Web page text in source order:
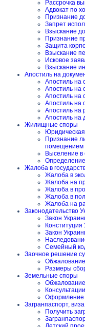
Рассрочка
Адвокат по
Признание
Запрет
Взыскание
Признание
Защита
Взыскание
Исковое
Взыскание
Апостиль на
Апостиль на
Апостиль на
Апостиль на
Апостиль на
Апостиль на
Апостиль на
Жилищные споры
Признание
помещением
Выселение в
Жалоба в
Жалоба в
Жалоба на
Жалоба в
Жалоба в
Жалоба на
Законодательство
Закон
Конституция
Закон
Семейный
Заочное решение
Размеры
Земельные споры
Оформление
Загранпаспорт,
Получить